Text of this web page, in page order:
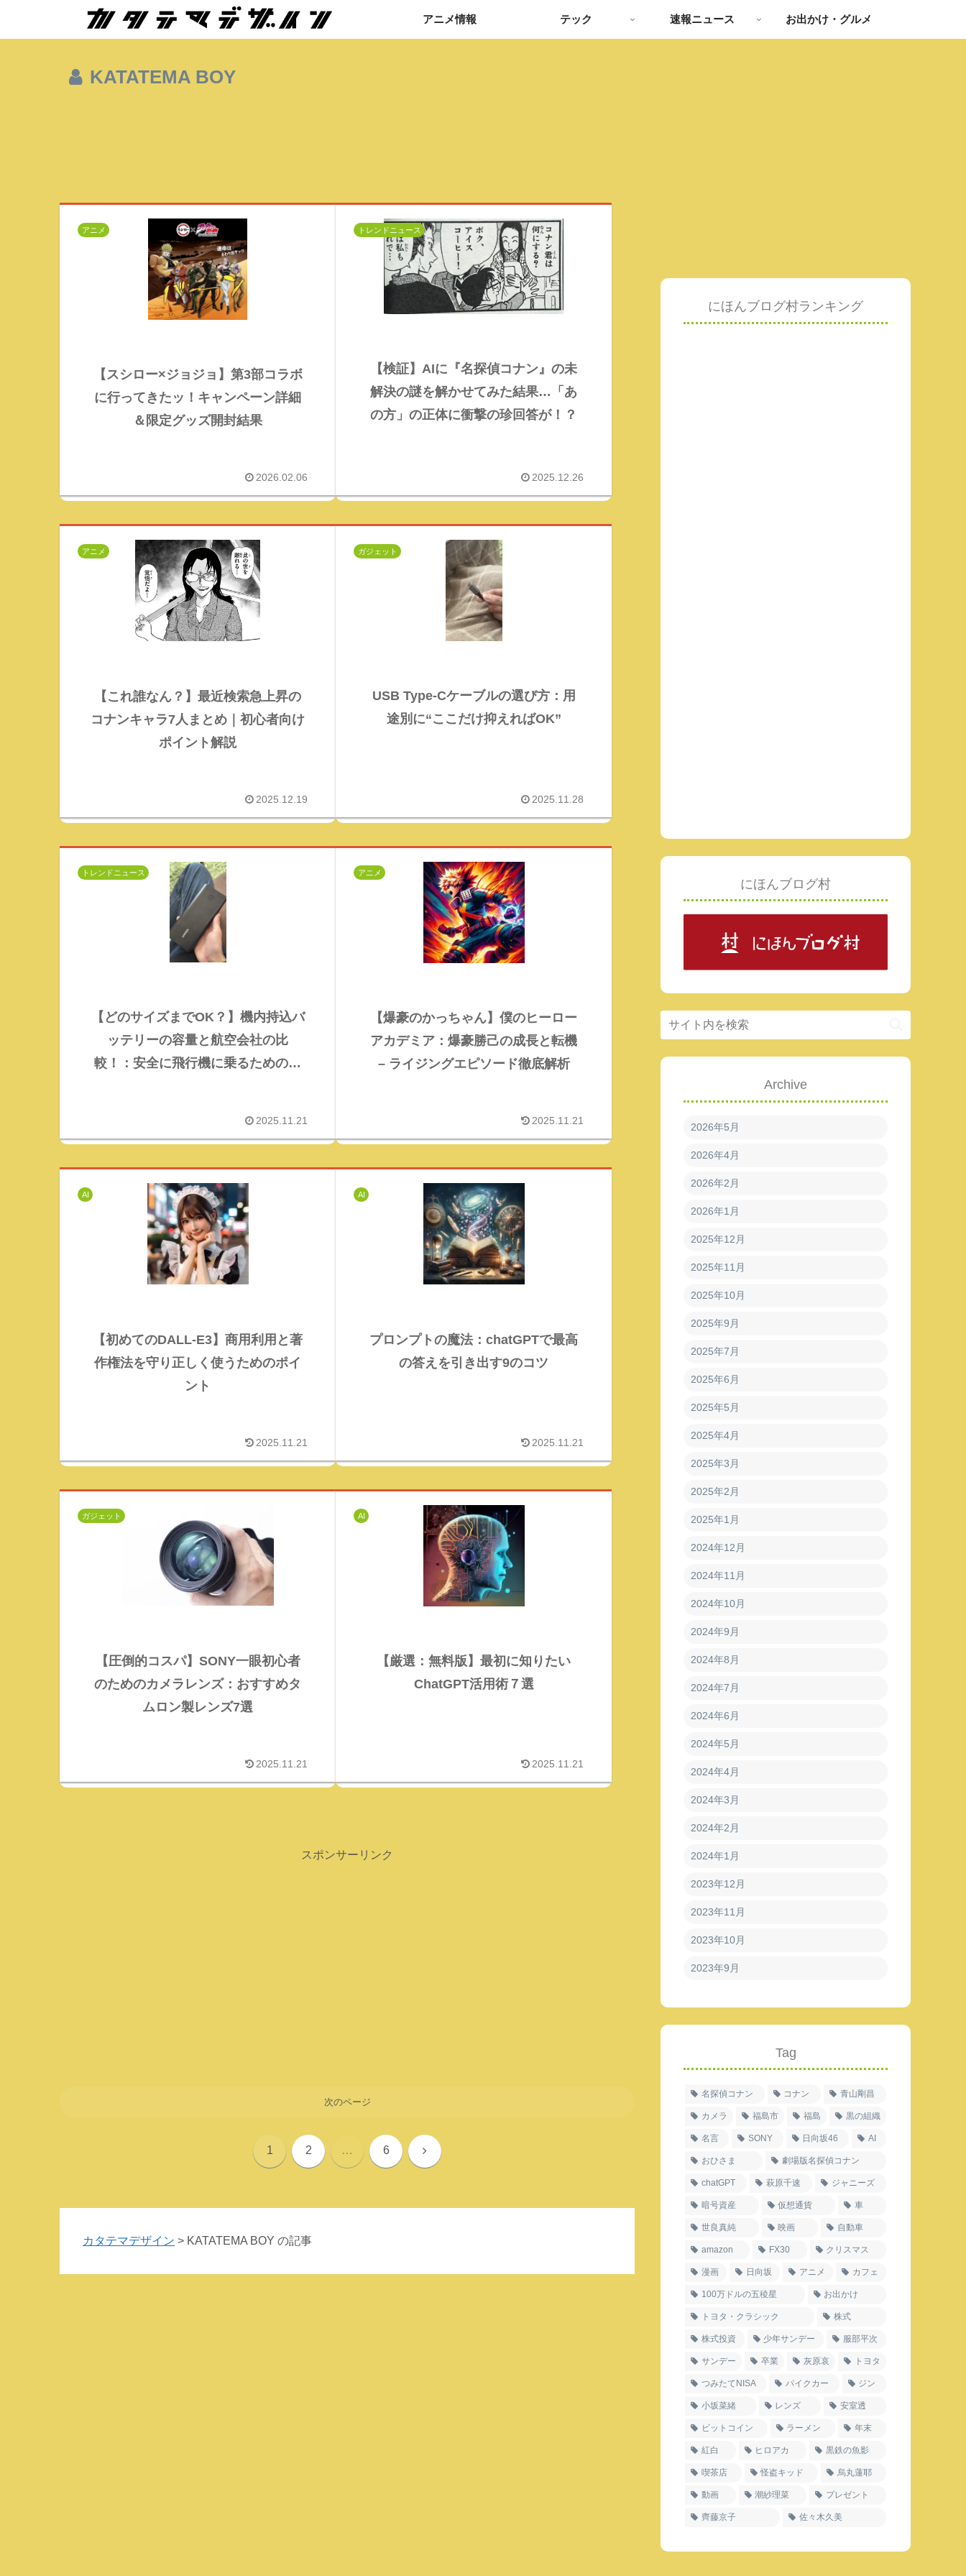
アニメ情報 テック 速報ニュース お出かけ・グルメ
KATATEMA BOY
アニメ
【スシロー×ジョジョ】第3部コラボ
に行ってきたッ！キャンペーン詳細
＆限定グッズ開封結果
2026.02.06
トレンドニュース
【検証】AIに『名探偵コナン』の未
解決の謎を解かせてみた結果…「あ
の方」の正体に衝撃の珍回答が！？
2025.12.26
アニメ
【これ誰なん？】最近検索急上昇の
コナンキャラ7人まとめ｜初心者向け
ポイント解説
2025.12.19
ガジェット
USB Type-Cケーブルの選び方：用
途別に“ここだけ抑えればOK”
2025.11.28
トレンドニュース
【どのサイズまでOK？】機内持込バ
ッテリーの容量と航空会社の比
較！：安全に飛行機に乗るためのガ
2025.11.21
アニメ
【爆豪のかっちゃん】僕のヒーロー
アカデミア：爆豪勝己の成長と転機
– ライジングエピソード徹底解析
2025.11.21
AI
【初めてのDALL-E3】商用利用と著
作権法を守り正しく使うためのポイ
ント
2025.11.21
AI
プロンプトの魔法：chatGPTで最高
の答えを引き出す9のコツ
2025.11.21
ガジェット
【圧倒的コスパ】SONY一眼初心者
のためのカメラレンズ：おすすめタ
ムロン製レンズ7選
2025.11.21
AI
【厳選：無料版】最初に知りたい
ChatGPT活用術７選
2025.11.21
スポンサーリンク
次のページ
1 2 … 6 次
カタテマデザイン > KATATEMA BOY の記事
にほんブログ村ランキング
にほんブログ村
Archive
2026年5月
2026年4月
2026年2月
2026年1月
2025年12月
2025年11月
2025年10月
2025年9月
2025年7月
2025年6月
2025年5月
2025年4月
2025年3月
2025年2月
2025年1月
2024年12月
2024年11月
2024年10月
2024年9月
2024年8月
2024年7月
2024年6月
2024年5月
2024年4月
2024年3月
2024年2月
2024年1月
2023年12月
2023年11月
2023年10月
2023年9月
Tag
名探偵コナン コナン 青山剛昌
カメラ 福島市 福島 黒の組織
名言 SONY 日向坂46 AI
おひさま 劇場版名探偵コナン
chatGPT 萩原千速 ジャニーズ
暗号資産 仮想通貨 車
世良真純 映画 自動車
amazon FX30 クリスマス
漫画 日向坂 アニメ カフェ
100万ドルの五稜星 お出かけ
トヨタ・クラシック 株式
株式投資 少年サンデー 服部平次
サンデー 卒業 灰原哀 トヨタ
つみたてNISA パイクカー ジン
小坂菜緒 レンズ 安室透
ビットコイン ラーメン 年末
紅白 ヒロアカ 黒鉄の魚影
喫茶店 怪盗キッド 烏丸蓮耶
動画 潮紗理菜 プレゼント
齊藤京子 佐々木久美